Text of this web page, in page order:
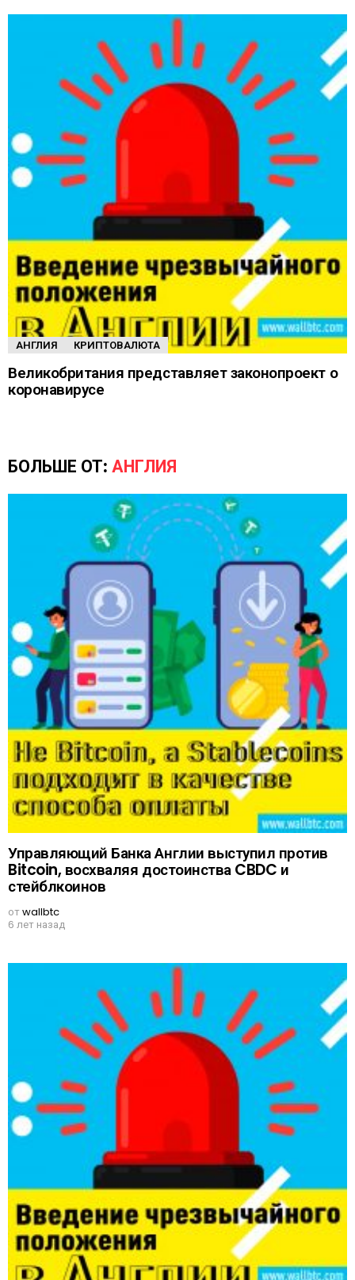
АНГЛИЯ КРИПТОВАЛЮТА
Великобритания представляет законопроект о
коронавирусе
БОЛЬШЕ ОТ: АНГЛИЯ
Управляющий Банка Англии выступил против
Bitcoin, восхваляя достоинства CBDC и
стейблкоинов
отwallbtc
6 лет назад